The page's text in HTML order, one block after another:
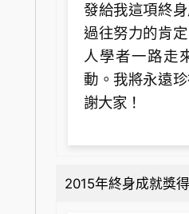
發給我這項終
過往努力的肯
人學者一路走
動。我將永遠
謝大家！
2015年終身成就獎